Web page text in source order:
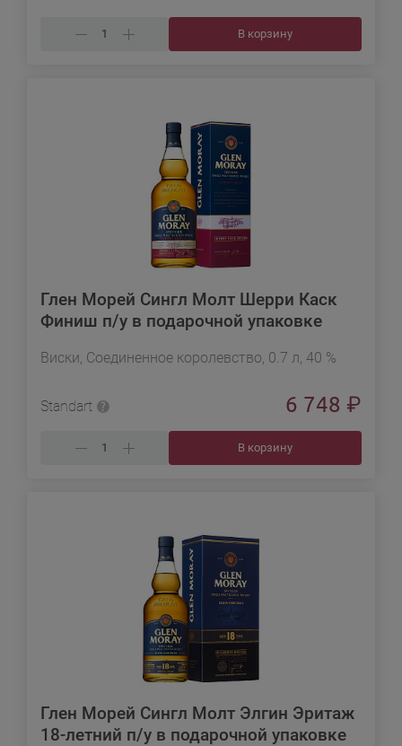
В корзину
Глен Морей Сингл Молт Шерри Каск
Финиш п/у в подарочной упаковке
Виски, Соединенное королевство, 0.7 л, 40 %
Standart 6 748 ₽
В корзину
Глен Морей Сингл Молт Элгин Эритаж
18-летний п/у в подарочной упаковке